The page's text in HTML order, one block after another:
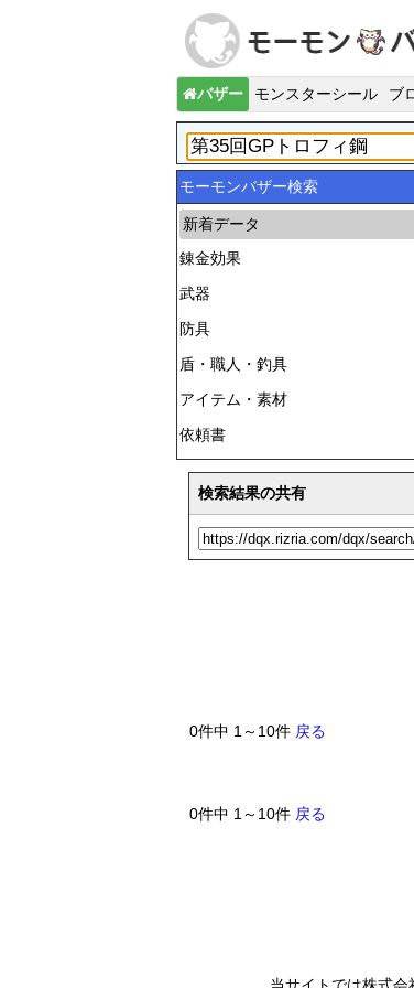
バザー モンスターシール ブ
モーモンバザー検索
新着データ
錬金効果
武器
防具
盾・職人・釣具
アイテム・素材
依頼書
検索結果の共有
0件中 1～10件 戻る
0件中 1～10件 戻る